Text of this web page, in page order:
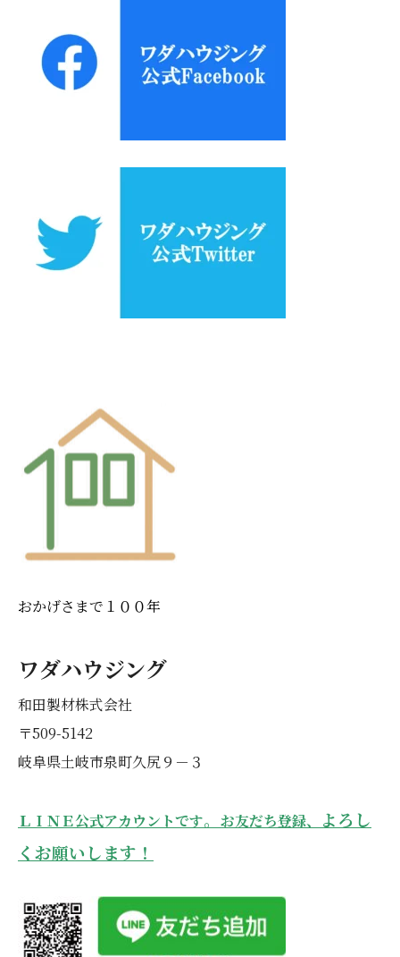
おかげさまで１００年
ワダハウジング
和田製材株式会社
〒509-5142
岐阜県土岐市泉町久尻９－３
ＬＩＮＥ公式アカウントです。 お友だち登録、
よろし
くお願いします！